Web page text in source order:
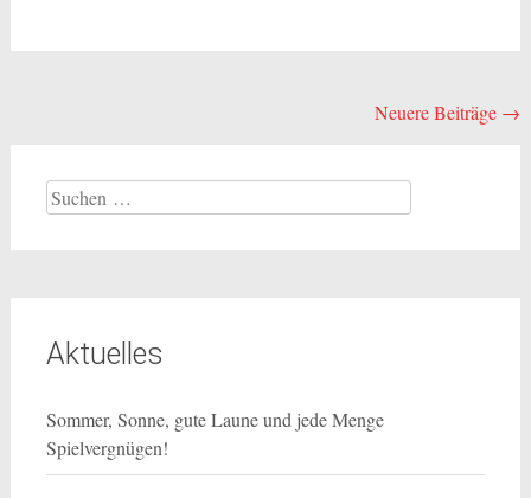
Neuere Beiträge →
Suchen
nach:
Aktuelles
Sommer, Sonne, gute Laune und jede Menge
Spielvergnügen!